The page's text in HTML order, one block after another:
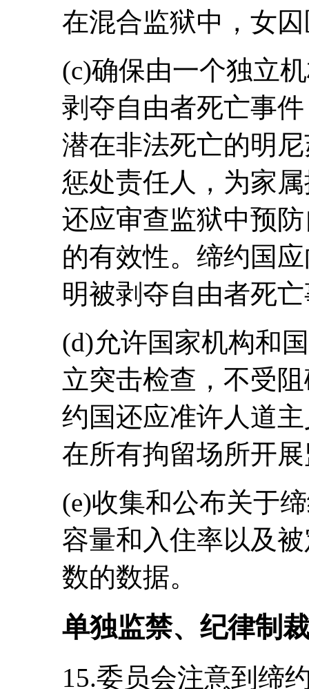
在混合监狱中，女
(c)确保由一个独立
剥夺自由者死亡事
潜在非法死亡的明
惩处责任人，为家
还应审查监狱中预
的有效性。缔约国
明被剥夺自由者死
(d)允许国家机构和
立突击检查，不受
约国还应准许人道
在所有拘留场所开
(e)收集和公布关于
容量和入住率以及
数的数据。
单独监禁、纪律制
15.委员会注意到缔